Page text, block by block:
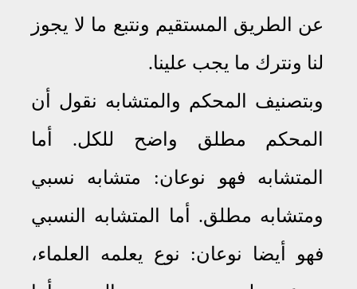
عن الطريق المستقيم ونتبع ما لا يجوز
لنا ونترك ما يجب علينا.
وبتصنيف المحكم والمتشابه نقول أن
المحكم مطلق واضح للكل. أما
المتشابه فهو نوعان: متشابه نسبي
ومتشابه مطلق. أما المتشابه النسبي
فهو أيضا نوعان: نوع يعلمه العلماء،